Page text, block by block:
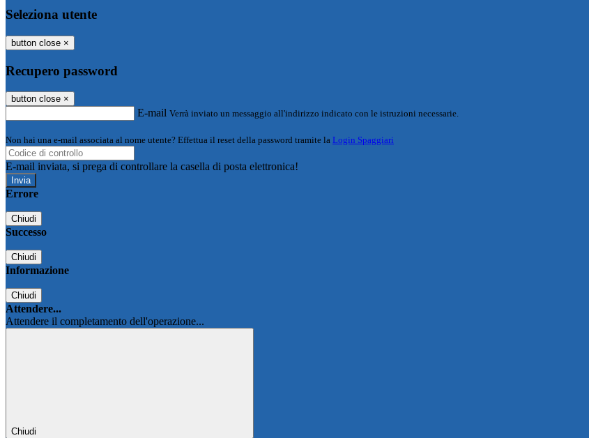
Seleziona utente
button close ×
Recupero password
button close ×
E-mail Verrà inviato un messaggio all'indirizzo indicato con le istruzioni necessarie.
Non hai una e-mail associata al nome utente? Effettua il reset della password tramite la Login Spaggiari
E-mail inviata, si prega di controllare la casella di posta elettronica!
Errore
Chiudi
Successo
Chiudi
Informazione
Chiudi
Attendere...
Attendere il completamento dell'operazione...
Chiudi